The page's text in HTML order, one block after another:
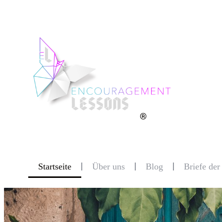
®
Startseite Über uns Blog Briefe